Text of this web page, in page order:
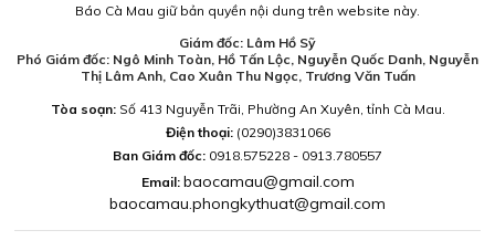
Báo Cà Mau giữ bản quyền nội dung trên website này.
Giám đốc: Lâm Hồ Sỹ
Phó Giám đốc: Ngô Minh Toàn, Hồ Tấn Lộc, Nguyễn Quốc Danh, Nguyễn
Thị Lâm Anh, Cao Xuân Thu Ngọc, Trương Văn Tuấn
Tòa soạn:Số 413 Nguyễn Trãi, Phường An Xuyên, tỉnh Cà Mau.
Điện thoại: (0290)3831066
Ban Giám đốc: 0918.575228 - 0913.780557
Email: baocamau@gmail.com
baocamau.phongkythuat@gmail.com